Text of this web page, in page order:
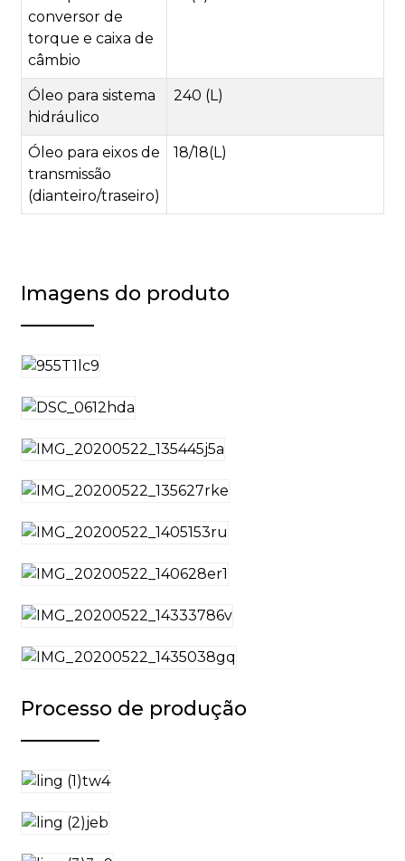
conversor de
torque e caixa de
câmbio
Óleo para sistema
hidráulico
240 (L)
Óleo para eixos de
transmissão
(dianteiro/traseiro)
18/18(L)
Imagens do produto
Processo de produção